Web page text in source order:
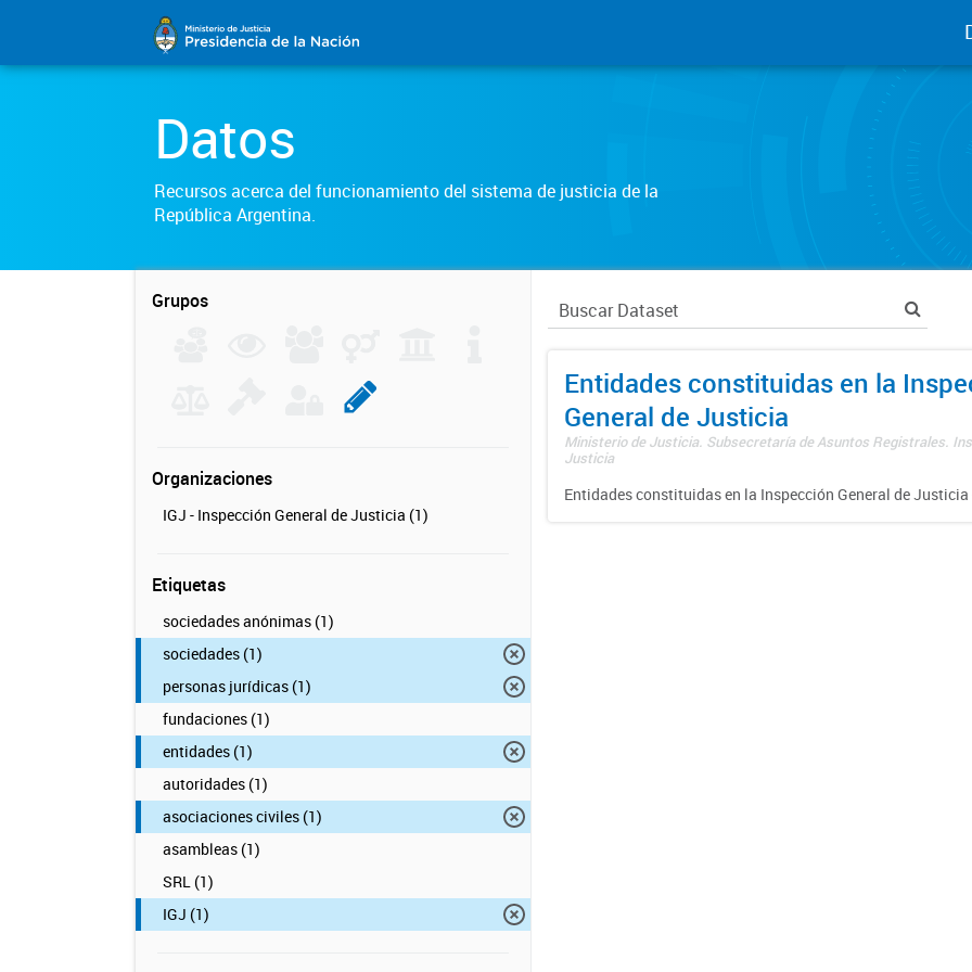
Datos
Recursos acerca del funcionamiento del sistema de justicia de la
República Argentina.
Grupos
Organizaciones
IGJ - Inspección General de Justicia (1)
Etiquetas
sociedades anónimas (1)
sociedades (1)
personas jurídicas (1)
fundaciones (1)
entidades (1)
autoridades (1)
asociaciones civiles (1)
asambleas (1)
SRL (1)
IGJ (1)
Entidades constituidas en la
General de Justicia
Ministerio de Justicia. Subsecretaría de Asuntos Registrales.
Justicia
Entidades constituidas en la Inspección General de Justicia